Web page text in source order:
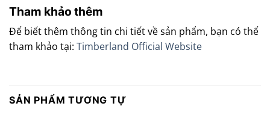
Tham khảo thêm
Để biết thêm thông tin chi tiết về sản phẩm, bạn có thể
tham khảo tại: Timberland Official Website
SẢN PHẨM TƯƠNG TỰ